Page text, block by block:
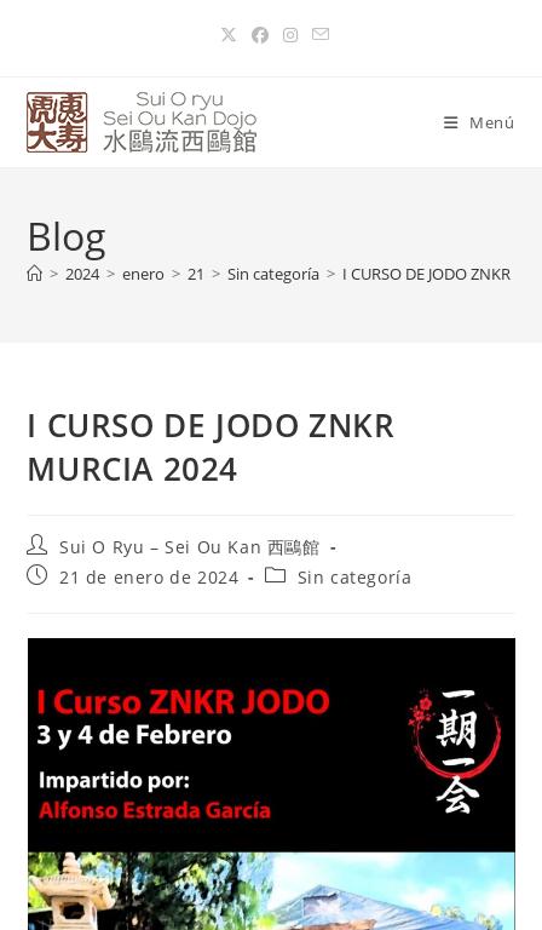
Menú
Blog
> 2024 > enero > 21 > Sin categoría > I CURSO DE JODO ZNKR
I CURSO DE JODO ZNKR
MURCIA 2024
Sui O Ryu – Sei Ou Kan 西鷗館
21 de enero de 2024
Sin categoría